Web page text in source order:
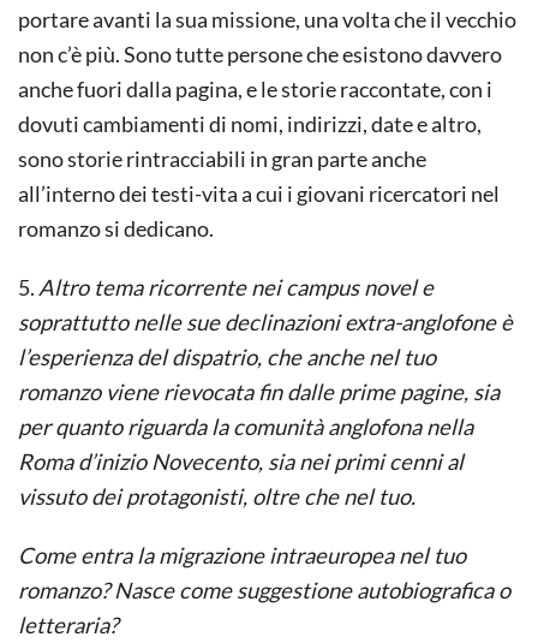
portare avanti la sua missione, una volta che il vecchio
non c’è più. Sono tutte persone che esistono davvero
anche fuori dalla pagina, e le storie raccontate, con i
dovuti cambiamenti di nomi, indirizzi, date e altro,
sono storie rintracciabili in gran parte anche
all’interno dei testi-vita a cui i giovani ricercatori nel
romanzo si dedicano.
5.Altro tema ricorrente nei campus novel e
soprattutto nelle sue declinazioni extra-anglofone è
l’esperienza del dispatrio, che anche nel tuo
romanzo viene rievocata fin dalle prime pagine, sia
per quanto riguarda la comunità anglofona nella
Roma d’inizio Novecento, sia nei primi cenni al
vissuto dei protagonisti, oltre che nel tuo.
Come entra la migrazione intraeuropea nel tuo
romanzo? Nasce come suggestione autobiografica o
letteraria?